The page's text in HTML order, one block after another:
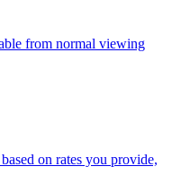
from normal viewing
on rates you provide,